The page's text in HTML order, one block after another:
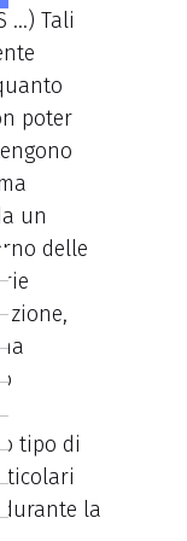
…) Tali
poter
un
delle
tipo di
la